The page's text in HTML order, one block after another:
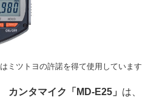
ミツトヨの許諾を得て使用しています
カンタマイク「MD-E25」 は、